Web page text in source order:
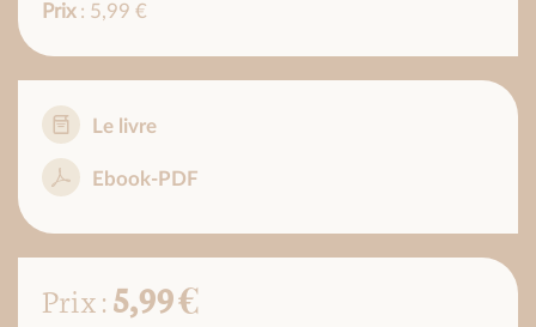
Prix: 5,99 €
Le livre
Ebook-PDF
Prix :5,99 €